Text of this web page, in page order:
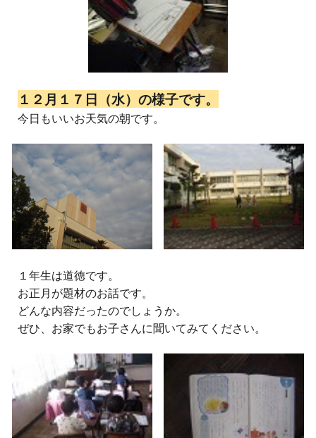
１２月１７日（水）の様子です。
今日もいいお天気の朝です。
１年生は道徳です。
お正月が題材のお話です。
どんな内容だったのでしょうか。
ぜひ、お家でもお子さんに聞いてみてください。